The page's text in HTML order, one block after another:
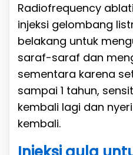
Radiofrequency
injeksi gelombang
belakang untuk
saraf-saraf dan
sementara karena
sampai 1 tahun,
kembali lagi dan
kembali.